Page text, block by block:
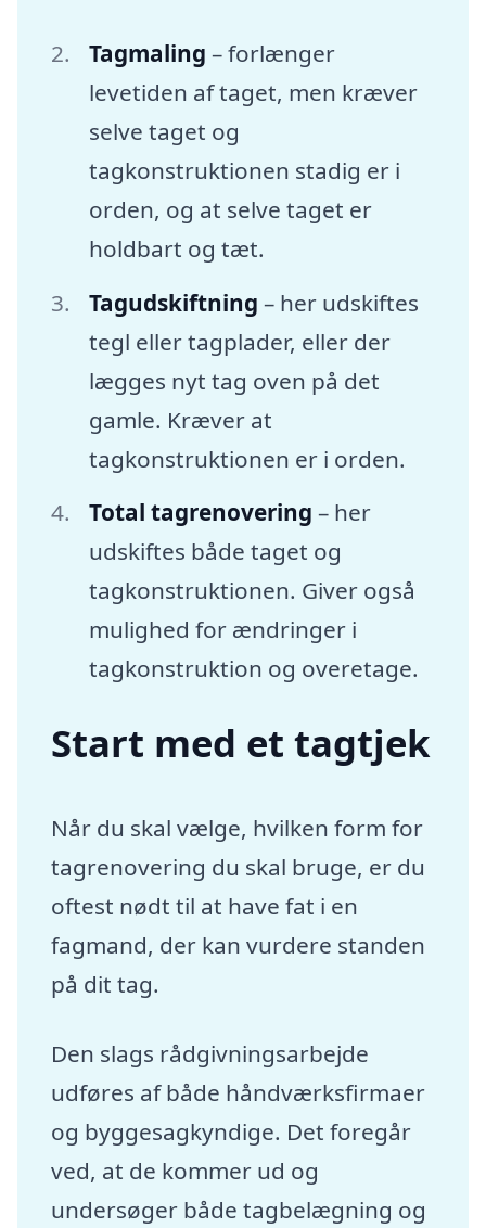
Tagmaling – forlænger
levetiden af taget, men kræver
selve taget og
tagkonstruktionen stadig er i
orden, og at selve taget er
holdbart og tæt.
Tagudskiftning – her udskiftes
tegl eller tagplader, eller der
lægges nyt tag oven på det
gamle. Kræver at
tagkonstruktionen er i orden.
Total tagrenovering – her
udskiftes både taget og
tagkonstruktionen. Giver også
mulighed for ændringer i
tagkonstruktion og overetage.
Start med et tagtjek
Når du skal vælge, hvilken form for
tagrenovering du skal bruge, er du
oftest nødt til at have fat i en
fagmand, der kan vurdere standen
på dit tag.
Den slags rådgivningsarbejde
udføres af både håndværksfirmaer
og byggesagkyndige. Det foregår
ved, at de kommer ud og
undersøger både tagbelægning og